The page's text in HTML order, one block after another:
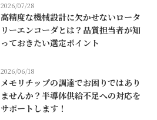
2026/07/28
高精度な機械設計に欠かせないロータ
リーエンコーダとは？品質担当者が知
っておきたい選定ポイント
2026/06/18
メモリチップの調達でお困りではあり
ませんか？半導体供給不足への対応を
サポートします！